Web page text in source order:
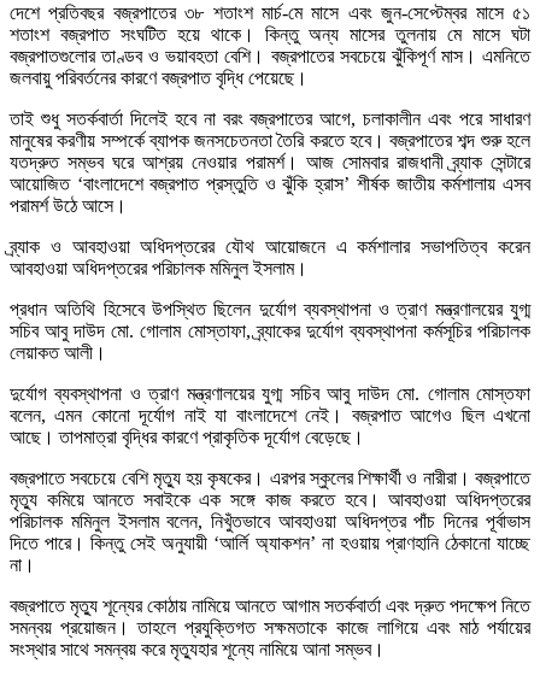
দেশে প্রতিবছর বজ্রপাতের ৩৮ শতাংশ মার্চ-মে মাসে এবং জুন-সেপ্টেম্বর মাসে ৫১
শতাংশ বজ্রপাত সংঘটিত হয়ে থাকে। কিন্তু অন্য মাসের তুলনায় মে মাসে ঘটা
বজ্রপাতগুলোর তাণ্ডব ও ভয়াবহতা বেশি। বজ্রপাতের সবচেয়ে ঝুঁকিপূর্ণ মাস। এমনিতে
জলবায়ু পরিবর্তনের কারণে বজ্রপাত বৃদ্ধি পেয়েছে।
তাই শুধু সতর্কবার্তা দিলেই হবে না বরং বজ্রপাতের আগে, চলাকালীন এবং পরে সাধারণ
মানুষের করণীয় সম্পর্কে ব্যাপক জনসচেতনতা তৈরি করতে হবে। বজ্রপাতের শব্দ শুরু হলে
যতদ্রুত সম্ভব ঘরে আশ্রয় নেওয়ার পরামর্শ। আজ সোমবার রাজধানী ব্র্যাক সেন্টারে
আয়োজিত ‘বাংলাদেশে বজ্রপাত প্রস্তুতি ও ঝুঁকি হ্রাস’ শীর্ষক জাতীয় কর্মশালায় এসব
পরামর্শ উঠে আসে।
ব্র্যাক ও আবহাওয়া অধিদপ্তরের যৌথ আয়োজনে এ কর্মশালার সভাপতিত্ব করেন
আবহাওয়া অধিদপ্তরের পরিচালক মমিনুল ইসলাম।
প্রধান অতিথি হিসেবে উপস্থিত ছিলেন দুর্যোগ ব্যবস্থাপনা ও ত্রাণ মন্ত্রণালয়ের যুগ্ম
সচিব আবু দাউদ মো. গোলাম মোস্তাফা, ব্র্যাকের দুর্যোগ ব্যবস্থাপনা কর্মসূচির পরিচালক
লেয়াকত আলী।
দুর্যোগ ব্যবস্থাপনা ও ত্রাণ মন্ত্রণালয়ের যুগ্ম সচিব আবু দাউদ মো. গোলাম মোস্তফা
বলেন, এমন কোনো দূর্যোগ নাই যা বাংলাদেশে নেই। বজ্রপাত আগেও ছিল এখনো
আছে। তাপমাত্রা বৃদ্ধির কারণে প্রাকৃতিক দূর্যোগ বেড়েছে।
বজ্রপাতে সবচেয়ে বেশি মৃত্যু হয় কৃষকের। এরপর স্কুলের শিক্ষার্থী ও নারীরা। বজ্রপাতে
মৃত্যু কমিয়ে আনতে সবাইকে এক সঙ্গে কাজ করতে হবে। আবহাওয়া অধিদপ্তরের
পরিচালক মমিনুল ইসলাম বলেন, নিখুঁতভাবে আবহাওয়া অধিদপ্তর পাঁচ দিনের পূর্বাভাস
দিতে পারে। কিন্তু সেই অনুযায়ী ‘আর্লি অ্যাকশন’ না হওয়ায় প্রাণহানি ঠেকানো যাচ্ছে
না।
বজ্রপাতে মৃত্যু শূন্যের কোঠায় নামিয়ে আনতে আগাম সতর্কবার্তা এবং দ্রুত পদক্ষেপ নিতে
সমন্বয় প্রয়োজন। তাহলে প্রযুক্তিগত সক্ষমতাকে কাজে লাগিয়ে এবং মাঠ পর্যায়ের
সংস্থার সাথে সমন্বয় করে মৃত্যুহার শূন্যে নামিয়ে আনা সম্ভব।